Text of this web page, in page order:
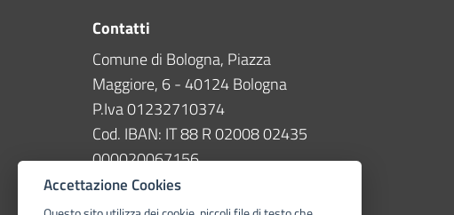
Contatti
Comune di Bologna, Piazza
Maggiore, 6 - 40124 Bologna
P.Iva 01232710374
Cod. IBAN: IT 88 R 02008 02435
000020067156
Telefono051 203040
Accettazione Cookies